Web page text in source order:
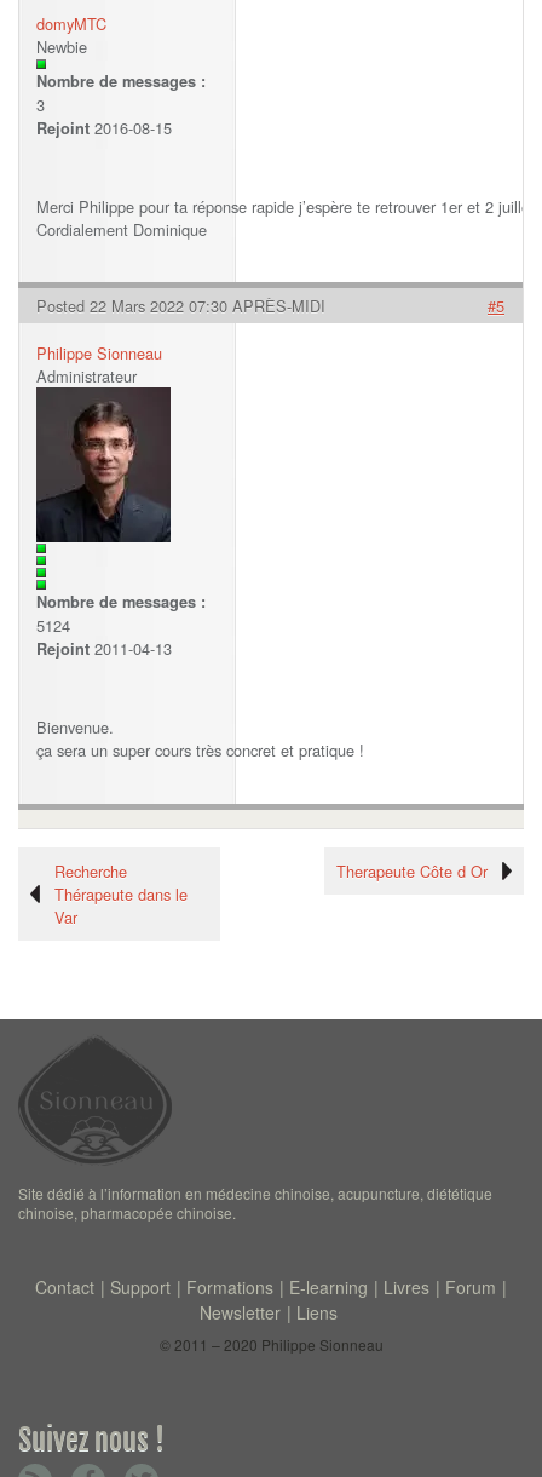
domyMTC
Newbie
Nombre de messages :
3
Rejoint 2016-08-15
Merci Philippe pour ta réponse rapide j’espère te retrouver 1er et 2
Cordialement Dominique
Posted 22 Mars 2022 07:30 APRÈS-MIDI #5
Philippe Sionneau
Administrateur
Nombre de messages :
5124
Rejoint 2011-04-13
Bienvenue.
ça sera un super cours très concret et pratique !
Therapeute Côte d Or
Recherche
Thérapeute dans le
Var
Site dédié à l’information en médecine chinoise, acupuncture, diététique
chinoise, pharmacopée chinoise.
Contact Support Formations E-learning Livres
Forum
Newsletter
Liens
© 2011 – 2020 Philippe Sionneau
Suivez nous !